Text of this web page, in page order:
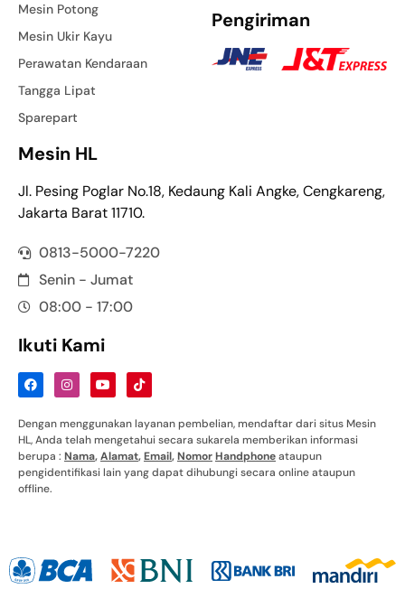
Mesin Potong
Mesin Ukir Kayu
Perawatan Kendaraan
Tangga Lipat
Sparepart
Pengiriman
Mesin HL
Jl. Pesing Poglar No.18, Kedaung Kali Angke, Cengkareng,
Jakarta Barat 11710.
0813-5000-7220
Senin - Jumat
08:00 - 17:00
Ikuti Kami
Dengan menggunakan layanan pembelian, mendaftar dari situs Mesin
HL, Anda telah mengetahui secara sukarela memberikan informasi
berupa : Nama,Alamat,Email,NomorHandphoneataupun
pengidentifikasi lain yang dapat dihubungi secara online ataupun
offline.